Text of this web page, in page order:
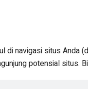
di navigasi situs Anda
potensial situs.